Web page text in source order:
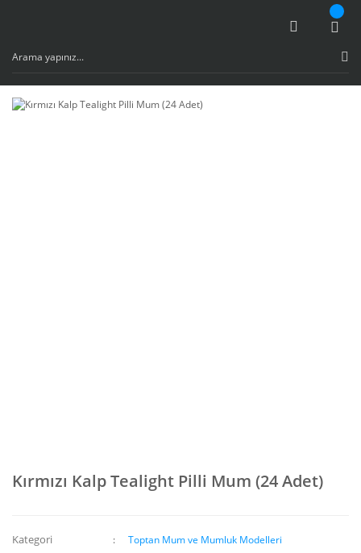
Kırmızı Kalp Tealight Pilli Mum (24 Adet)
Kategori Toptan Mum ve Mumluk Modelleri